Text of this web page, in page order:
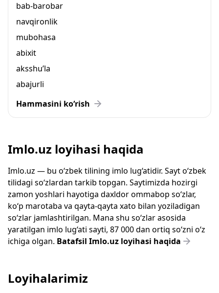
bab-barobar
navqironlik
mubohasa
abixit
aksshu’la
abajurli
Hammasini ko‘rish
Imlo.uz loyihasi haqida
Imlo.uz — bu o‘zbek tilining imlo lug‘atidir. Sayt o‘zbek
tilidagi so‘zlardan tarkib topgan. Saytimizda hozirgi
zamon yoshlari hayotiga daxldor ommabop so‘zlar,
ko‘p marotaba va qayta-qayta xato bilan yoziladigan
so‘zlar jamlashtirilgan. Mana shu so‘zlar asosida
yaratilgan imlo lug‘ati sayti, 87 000 dan ortiq so‘zni o‘z
ichiga olgan. Batafsil Imlo.uz loyihasi haqida
Loyihalarimiz